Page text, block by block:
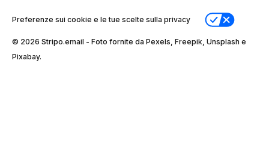
Preferenze sui cookie e le tue scelte sulla privacy
© 2026 Stripо.email - Foto fornite da Pexels, Freepik, Unsplash e
Pixabay.